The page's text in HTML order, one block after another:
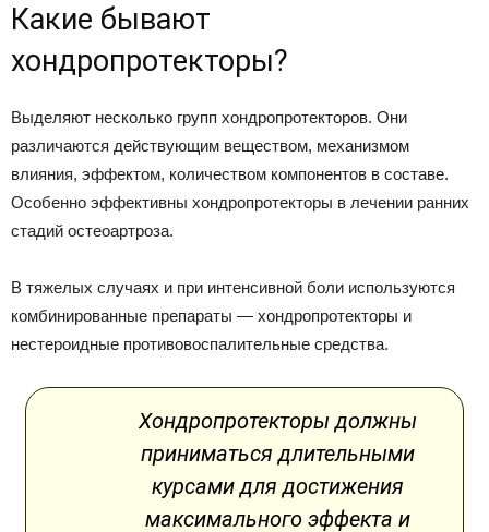
Какие бывают
хондропротекторы?
Выделяют несколько групп хондропротекторов. Они
различаются действующим веществом, механизмом
влияния, эффектом, количеством компонентов в составе.
Особенно эффективны хондропротекторы в лечении ранних
стадий остеоартроза.
В тяжелых случаях и при интенсивной боли используются
комбинированные препараты — хондропротекторы и
нестероидные противовоспалительные средства.
Хондропротекторы должны
приниматься длительными
курсами для достижения
максимального эффекта и